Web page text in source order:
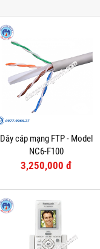
Dây cáp mạng FTP - Model
NC6-F100
3,250,000 đ